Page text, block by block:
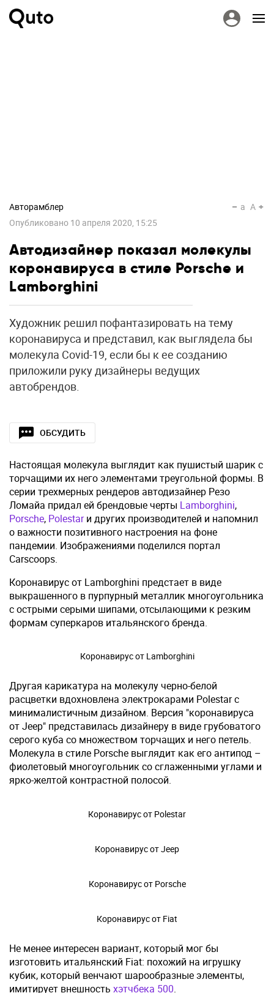
Авторамблер
Опубликовано 10 апреля 2020, 15:25
a A
Автодизайнер показал молекулы
коронавируса в стиле Porsche и
Lamborghini
Художник решил пофантазировать на тему
коронавируса и представил, как выглядела бы
молекула Covid-19, если бы к ее созданию
приложили руку дизайнеры ведущих
автобрендов.
ОБСУДИТЬ
Настоящая молекула выглядит как пушистый шарик с
торчащими их него элементами треугольной формы. В
серии трехмерных рендеров автодизайнер Резо
Ломайа придал ей брендовые черты Lamborghini,
Porsche, Polestarи других производителей и напомнил
о важности позитивного настроения на фоне
пандемии. Изображениями поделился портал
Carscoops.
Коронавирус от Lamborghini предстает в виде
выкрашенного в пурпурный металлик многоугольника
с острыми серыми шипами, отсылающими к резким
формам суперкаров итальянского бренда.
Коронавирус от Lamborghini
Другая карикатура на молекулу черно-белой
расцветки вдохновлена электрокарами Polestar с
минималистичным дизайном. Версия "коронавируса
от Jeep" представилась дизайнеру в виде грубоватого
серого куба со множеством торчащих и него петель.
Молекула в стиле Porsche выглядит как его антипод –
фиолетовый многоугольник со сглаженными углами и
ярко-желтой контрастной полосой.
Коронавирус от Polestar
Коронавирус от Jeep
Коронавирус от Porsche
Коронавирус от Fiat
Не менее интересен вариант, который мог бы
изготовить итальянский Fiat: похожий на игрушку
кубик, который венчают шарообразные элементы,
имитирует внешность хэтчбека 500.